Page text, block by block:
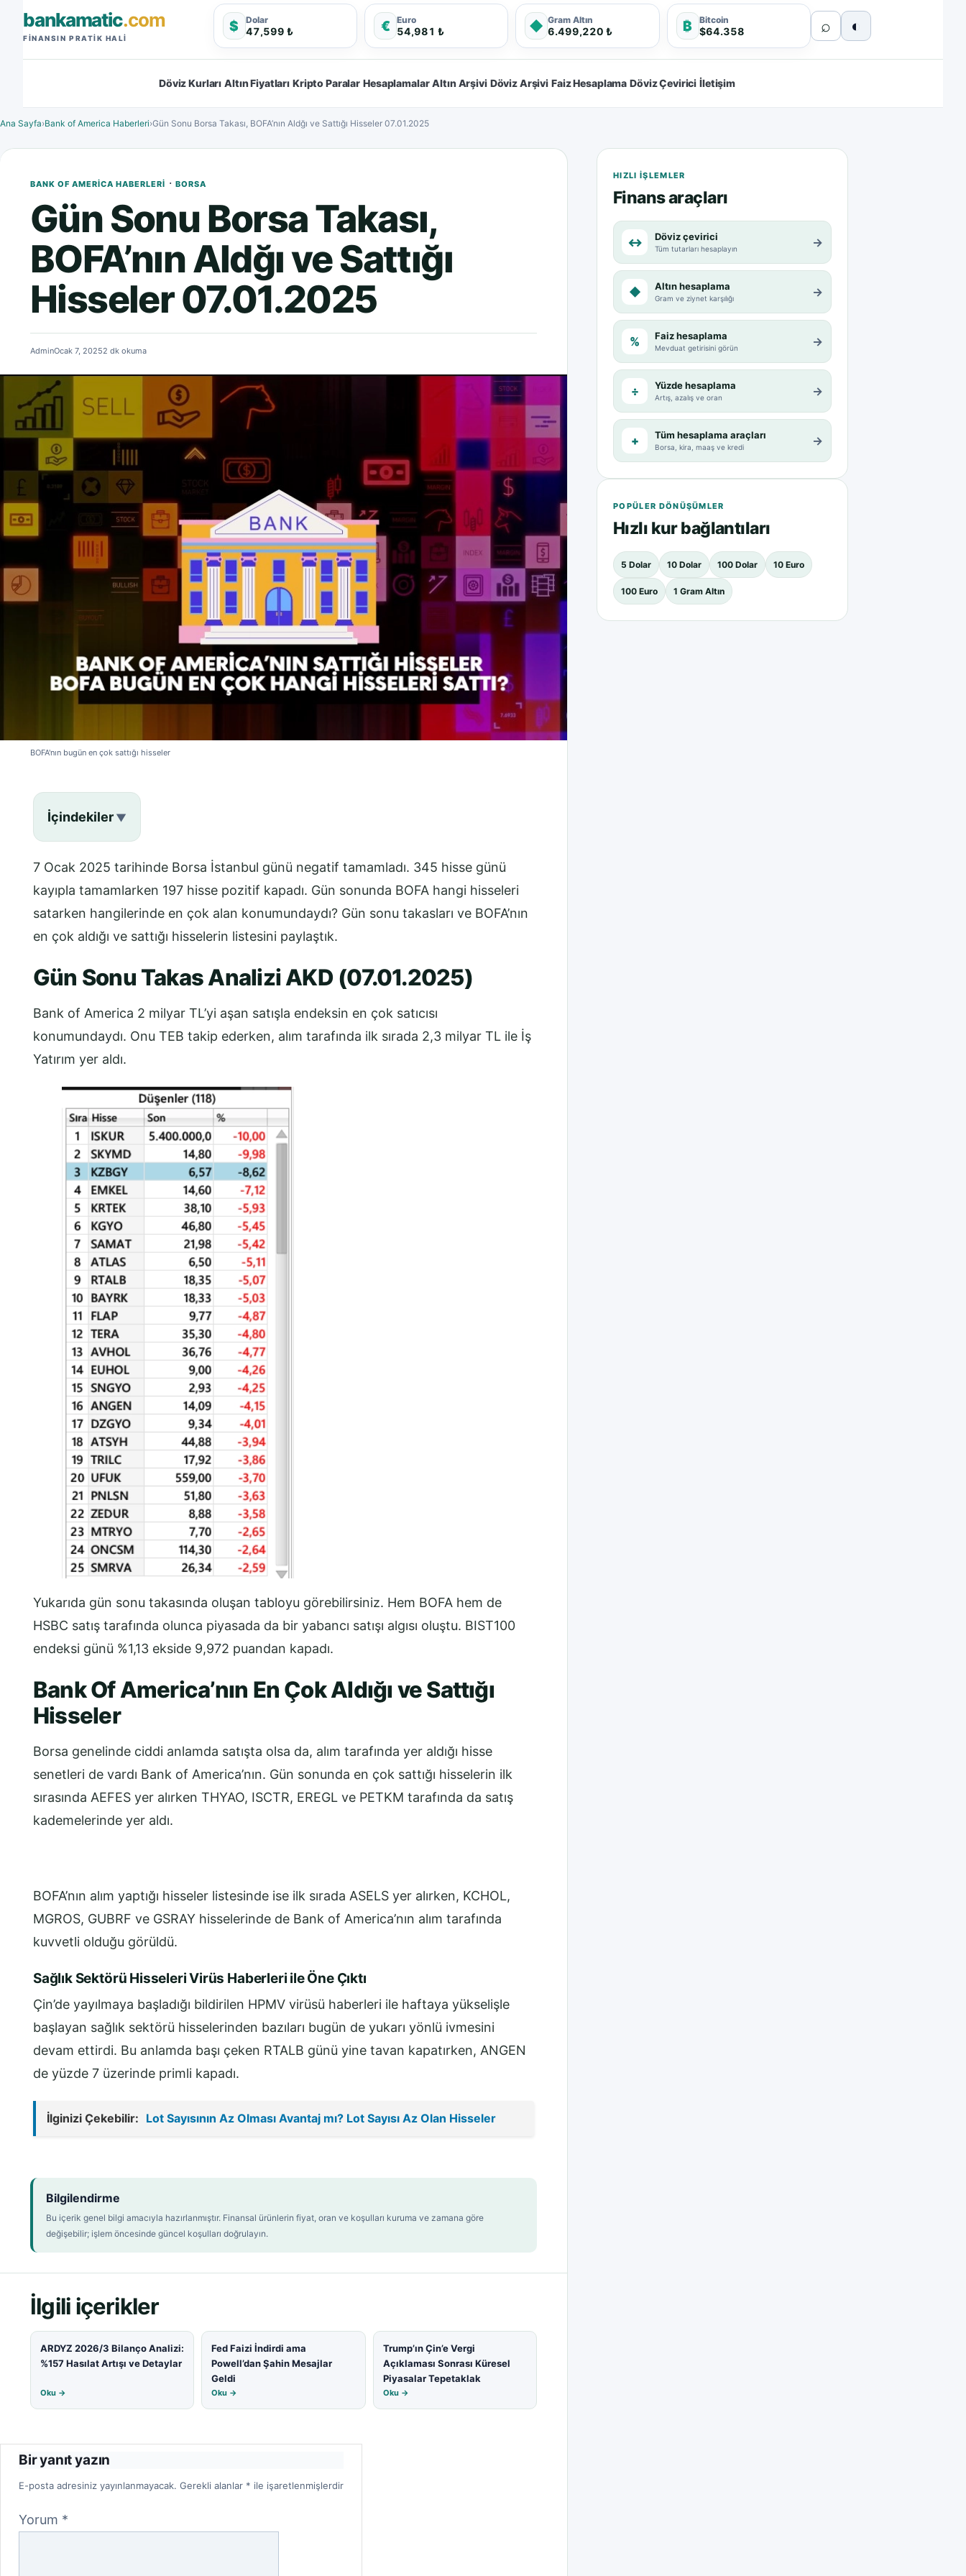
bankamatic.com
FINANSIN PRATIK HALI
$ Dolar
47,599 ₺ € Euro
54,981 ₺ ◆ Gram Altın
6.499,220 ₺ ₿ Bitcoin
$64.358 ⌕ ◐
Döviz Kurları Altın Fiyatları Kripto Paralar Hesaplamalar Altın Arşivi Döviz Arşivi Faiz Hesaplama Döviz Çevirici İletişim
Ana Sayfa›Bank of America Haberleri›Gün Sonu Borsa Takası, BOFA’nın Aldğı ve Sattığı Hisseler 07.01.2025
BANK OF AMERICA HABERLERI · BORSA
Gün Sonu Borsa Takası,
BOFA’nın Aldğı ve Sattığı
Hisseler 07.01.2025
AdminOcak 7, 20252 dk okuma
BOFA'nın bugün en çok sattığı hisseler
İçindekiler
7 Ocak 2025 tarihinde Borsa İstanbul günü negatif tamamladı. 345 hisse günü
kayıpla tamamlarken 197 hisse pozitif kapadı. Gün sonunda BOFA hangi hisseleri
satarken hangilerinde en çok alan konumundaydı? Gün sonu takasları ve BOFA’nın
en çok aldığı ve sattığı hisselerin listesini paylaştık.
Gün Sonu Takas Analizi AKD (07.01.2025)
Bank of America 2 milyar TL’yi aşan satışla endeksin en çok satıcısı
konumundaydı. Onu TEB takip ederken, alım tarafında ilk sırada 2,3 milyar TL ile İş
Yatırım yer aldı.
Yukarıda gün sonu takasında oluşan tabloyu görebilirsiniz. Hem BOFA hem de
HSBC satış tarafında olunca piyasada da bir yabancı satışı algısı oluştu. BIST100
endeksi günü %1,13 ekside 9,972 puandan kapadı.
Bank Of America’nın En Çok Aldığı ve Sattığı
Hisseler
Borsa genelinde ciddi anlamda satışta olsa da, alım tarafında yer aldığı hisse
senetleri de vardı Bank of America’nın. Gün sonunda en çok sattığı hisselerin ilk
sırasında AEFES yer alırken THYAO, ISCTR, EREGL ve PETKM tarafında da satış
kademelerinde yer aldı.
BOFA’nın alım yaptığı hisseler listesinde ise ilk sırada ASELS yer alırken, KCHOL,
MGROS, GUBRF ve GSRAY hisselerinde de Bank of America’nın alım tarafında
kuvvetli olduğu görüldü.
Sağlık Sektörü Hisseleri Virüs Haberleri ile Öne Çıktı
Çin’de yayılmaya başladığı bildirilen HPMV virüsü haberleri ile haftaya yükselişle
başlayan sağlık sektörü hisselerinden bazıları bugün de yukarı yönlü ivmesini
devam ettirdi. Bu anlamda başı çeken RTALB günü yine tavan kapatırken, ANGEN
de yüzde 7 üzerinde primli kapadı.
İlginizi Çekebilir: Lot Sayısının Az Olması Avantaj mı? Lot Sayısı Az Olan Hisseler
Bilgilendirme
Bu içerik genel bilgi amacıyla hazırlanmıştır. Finansal ürünlerin fiyat, oran ve koşulları kuruma ve zamana göre
değişebilir; işlem öncesinde güncel koşulları doğrulayın.
İlgili içerikler
ARDYZ 2026/3 Bilanço Analizi:
%157 Hasılat Artışı ve Detaylar
Oku →
Fed Faizi İndirdi ama
Powell’dan Şahin Mesajlar
Geldi
Oku →
Trump’ın Çin’e Vergi
Açıklaması Sonrası Küresel
Piyasalar Tepetaklak
Oku →
Bir yanıt yazın
E-posta adresiniz yayınlanmayacak. Gerekli alanlar * ile işaretlenmişlerdir
Yorum *
HIZLI IŞLEMLER
Finans araçları
↔ Döviz çevirici
Tüm tutarları hesaplayın →
◆ Altın hesaplama
Gram ve ziynet karşılığı →
% Faiz hesaplama
Mevduat getirisini görün →
÷ Yüzde hesaplama
Artış, azalış ve oran →
+ Tüm hesaplama araçları
Borsa, kira, maaş ve kredi →
POPÜLER DÖNÜŞÜMLER
Hızlı kur bağlantıları
5 Dolar 10 Dolar 100 Dolar 10 Euro
100 Euro 1 Gram Altın